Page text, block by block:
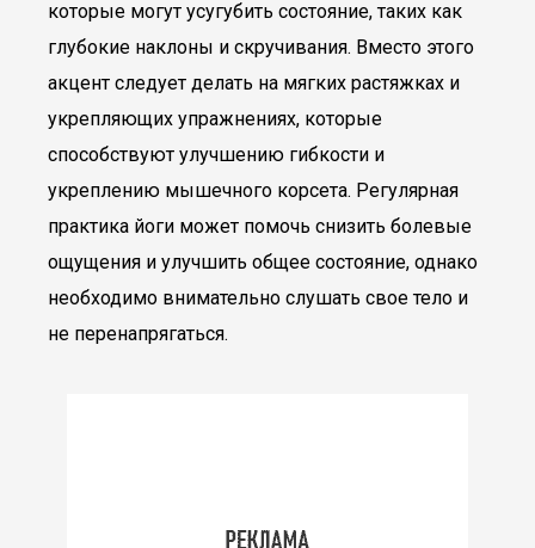
которые могут усугубить состояние, таких как
глубокие наклоны и скручивания. Вместо этого
акцент следует делать на мягких растяжках и
укрепляющих упражнениях, которые
способствуют улучшению гибкости и
укреплению мышечного корсета. Регулярная
практика йоги может помочь снизить болевые
ощущения и улучшить общее состояние, однако
необходимо внимательно слушать свое тело и
не перенапрягаться.